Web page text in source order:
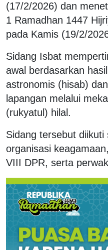
(17/2/2026) dan
1 Ramadhan 1447
pada Kamis (19/2/
Sidang Isbat
awal berdasarkan
astronomis (hisab)
lapangan melalui
(rukyatul) hilal.
Sidang tersebut diikuti
organisasi
VIII DPR, serta